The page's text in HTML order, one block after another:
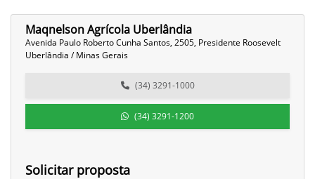
Maqnelson Agrícola Uberlândia
Avenida Paulo Roberto Cunha Santos, 2505, Presidente Roosevelt
Uberlândia / Minas Gerais
(34) 3291-1000
(34) 3291-1200
Solicitar proposta